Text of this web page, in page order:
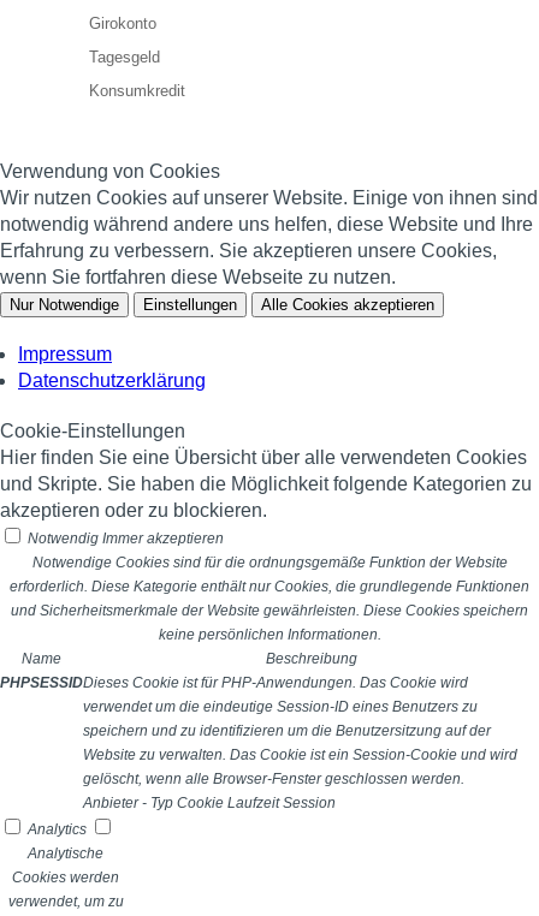
Girokonto
Tagesgeld
Konsumkredit
Verwendung von Cookies
Wir nutzen Cookies auf unserer Website. Einige von ihnen sind
notwendig während andere uns helfen, diese Website und Ihre
Erfahrung zu verbessern. Sie akzeptieren unsere Cookies,
wenn Sie fortfahren diese Webseite zu nutzen.
Nur Notwendige Einstellungen Alle Cookies akzeptieren
Impressum
Datenschutzerklärung
Cookie-Einstellungen
Hier finden Sie eine Übersicht über alle verwendeten Cookies
und Skripte. Sie haben die Möglichkeit folgende Kategorien zu
akzeptieren oder zu blockieren.
Notwendig Immer akzeptieren
Notwendige Cookies sind für die ordnungsgemäße Funktion der Website
erforderlich. Diese Kategorie enthält nur Cookies, die grundlegende Funktionen
und Sicherheitsmerkmale der Website gewährleisten. Diese Cookies speichern
keine persönlichen Informationen.
Name
Beschreibung
PHPSESSIDDieses Cookie ist für PHP-Anwendungen. Das Cookie wird
verwendet um die eindeutige Session-ID eines Benutzers zu
speichern und zu identifizieren um die Benutzersitzung auf der
Website zu verwalten. Das Cookie ist ein Session-Cookie und wird
gelöscht, wenn alle Browser-Fenster geschlossen werden.
Anbieter - Typ Cookie Laufzeit Session
Analytics
Analytische
Cookies werden
verwendet, um zu